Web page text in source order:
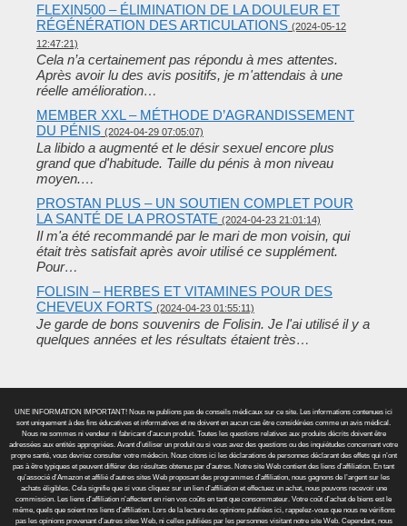
FLEXIN500 – ÉLIMINATION DE LA DOULEUR ET
RÉGÉNÉRATION DES ARTICULATIONS (2024-05-12
12:47:21)
Cela n’a certainement pas répondu à mes attentes.
Après avoir lu des avis positifs, je m'attendais à une
réelle amélioration…
MEMBER XXL – MÉTHODE D’AGRANDISSEMENT
DU PÉNIS (2024-04-29 07:05:07)
La libido a augmenté et le désir sexuel encore plus
grand que d'habitude. Taille du pénis à mon niveau
moyen.…
PROSTAN PLUS – UN SOUTIEN COMPLET POUR
LA SANTÉ DE LA PROSTATE (2024-04-23 21:01:14)
Il m'a été recommandé par le mari de mon voisin, qui
était très satisfait après avoir utilisé ce supplément.
Pour…
FOLISIN – HERBES ET VITAMINES POUR DES
CHEVEUX FORTS (2024-04-23 01:55:11)
Je garde de bons souvenirs de Folisin. Je l'ai utilisé il y a
quelques années et les résultats étaient très…
UNE INFORMATION IMPORTANT! Nous ne publions pas de conseils médicaux sur ce site. Les informations contenues ici
sont uniquement à des fins éducatives et informatives et ne doivent en aucun cas être considérées comme un avis médical.
Nous ne sommes ni vendeur ni fabricant d’aucun produit. Toutes les questions relatives aux produits décrits doivent être
adressées aux entités appropriées. Avant d’utiliser un produit ou si vous avez des questions ou des inquiétudes concernant votre
propre santé, vous devriez consulter votre médecin. Nous citons ici les déclarations de personnes déclarant des effets qui n’ont
pas à être typiques et peuvent différer des résultats obtenus par d’autres. Notre site Web contient des liens d’affiliation. En tant
qu’associé d’Amazon et affilié d’autres sites Web proposant des programmes d’affiliation, nous gagnons de l’argent sur les
achats éligibles. Cela signifie que si vous cliquez sur un lien d’affiliation et effectuez un achat, nous pouvons recevoir une
commission. Les liens d’affiliation n’affectent en rien vos coûts en tant que consommateur. Votre coût d’achat de biens est le
même, quels que soient nos liens d’affiliation. Lors de la lecture des opinions publiées ici, rappelez-vous que nous ne vérifions
pas les opinions provenant d’autres sites Web, ni celles publiées par les personnes visitant notre site Web. Cependant, nous